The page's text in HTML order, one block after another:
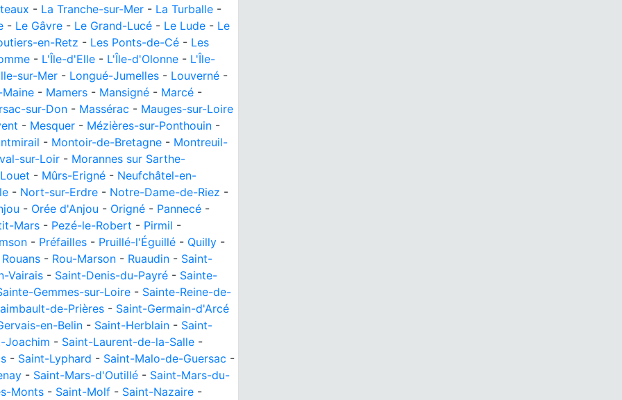
- La Tranche-sur-Mer - La Turballe -
- Le Gâvre - Le Grand-Lucé - Le Lude - Le
en-Retz - Les Ponts-de-Cé - Les
- L'Île-d'Elle - L'Île-d'Olonne - L'Île-
sur-Mer - Longué-Jumelles - Louverné -
- Mamers - Mansigné - Marcé -
sur-Don - Massérac - Mauges-sur-Loire
- Mesquer - Mézières-sur-Ponthouin -
- Montoir-de-Bretagne - Montreuil-
sur-Loir - Morannes sur Sarthe-
- Mûrs-Erigné - Neufchâtel-en-
- Nort-sur-Erdre - Notre-Dame-de-Riez -
- Orée d'Anjou - Origné - Pannecé -
Mars - Pezé-le-Robert - Pirmil -
- Préfailles - Pruillé-l'Éguillé - Quilly -
Rouans - Rou-Marson - Ruaudin - Saint-
Vairais - Saint-Denis-du-Payré - Sainte-
Gemmes-sur-Loire - Sainte-Reine-de-
de-Prières - Saint-Germain-d'Arcé
en-Belin - Saint-Herblain - Saint-
Joachim - Saint-Laurent-de-la-Salle -
- Saint-Lyphard - Saint-Malo-de-Guersac -
- Saint-Mars-d'Outillé - Saint-Mars-du-
Monts - Saint-Molf - Saint-Nazaire -